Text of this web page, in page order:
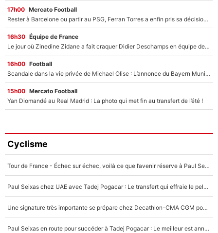
17h00 Mercato Football
Rester à Barcelone ou partir au PSG, Ferran Torres a enfin pris sa décision : La course contre la montre est lancée !
16h30 Équipe de France
Le jour où Zinedine Zidane a fait craquer Didier Deschamps en équipe de France : «Je m’en suis voulu», l’ancien sélectionneur a regretté son geste !
16h00 Football
Scandale dans la vie privée de Michael Olise : L’annonce du Bayern Munich sur son enfant caché
15h00 Mercato Football
Yan Diomandé au Real Madrid : La photo qui met fin au transfert de l’été !
Cyclisme
Tour de France - Échec sur échec, voilà ce que l’avenir réserve à Paul Seixas : «Tant qu’il y aura un Pogacar comme celui-là...»
Paul Seixas chez UAE avec Tadej Pogacar : Le transfert qui effraie le peloton, «c’est la pire des choses qui puisse arriver»
Une signature très importante se prépare chez Decathlon-CMA CGM pour aider Paul Seixas à gagner le Tour de France 2027
Paul Seixas en route pour succéder à Tadej Pogacar : Le meilleur est annoncé pour l’avenir de la pépite française